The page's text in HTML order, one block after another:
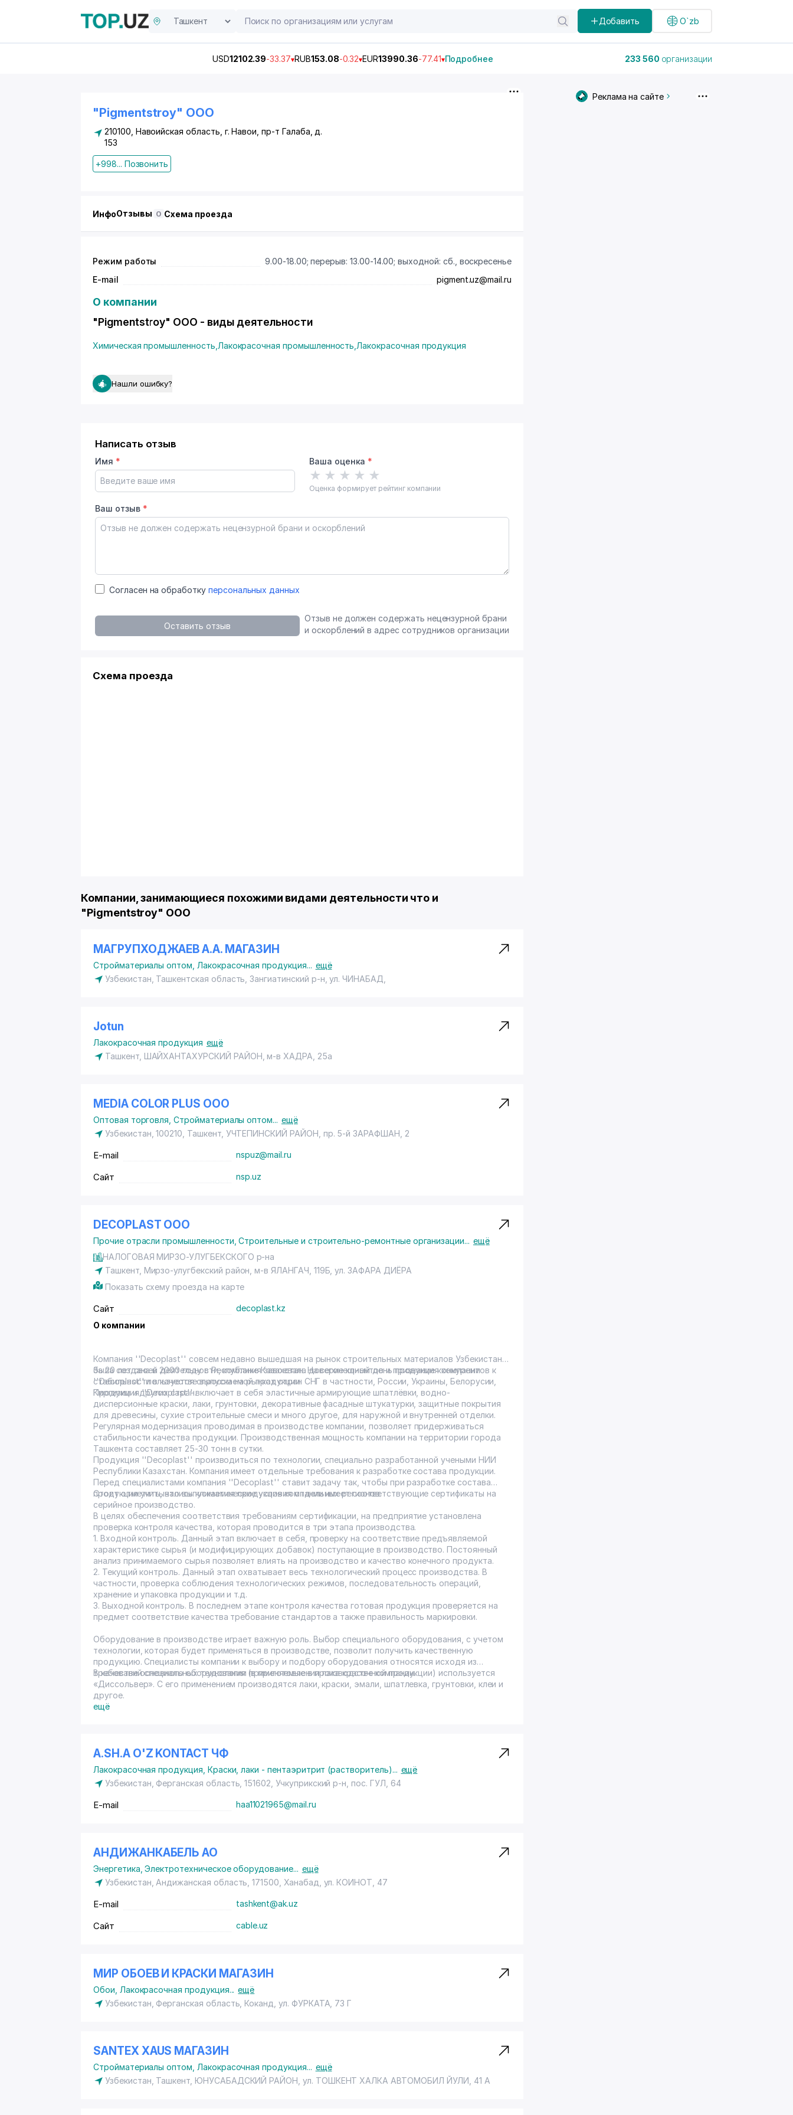
Добавить O`zb
USD12102.39-33.37 RUB153.08-0.32 EUR13990.36-77.41 Подробнее 233 560 организации
"Pigmentstroy" ООО
210100, Навоийская область, г. Навои ,пр-т Галаба , д.
153
+998... Позвонить
ИнфоОтзывы 0 Схема проезда
Режим работы
9.00-18.00; перерыв: 13.00-14.00; выходной: сб., воскресенье
E-mail
pigment.uz@mail.ru
О компании
"Pigmentstroy" ООО - виды деятельности
Химическая промышленность Лакокрасочная промышленность Лакокрасочная продукция
Нашли ошибку?
Написать отзыв
Имя * Ваша оценка *
★ ★ ★ ★ ★
Оценка формирует рейтинг компании
Ваш отзыв *
Согласен на обработку персональных данных
Оставить отзыв
Отзыв не должен содержать нецензурной брани
и оскорблений в адрес сотрудников организации
Схема проезда
Компании, занимающиеся похожими видами деятельности что и
"Pigmentstroy" ООО
МАГРУПХОДЖАЕВ А.А. МАГАЗИН
Стройматериалы оптом Лакокрасочная продукция... ещё
Узбекистан, Ташкентская область, Зангиатинский р-н,ул. ЧИНАБАД
Jotun
Лакокрасочная продукция ещё
Ташкент, ШАЙХАНТАХУРСКИЙ РАЙОН , м-в ХАДРА, 25а
MEDIA COLOR PLUS ООО
Оптовая торговля ,Стройматериалы оптом... ещё
Узбекистан, 100210, Ташкент, УЧТЕПИНСКИЙ РАЙОН пр. 5-й ЗАРАФШАН , 2
E-mail nspuz@mail.ru
Сайт nsp.uz
DECOPLAST ООО
Прочие отрасли промышленности ,Строительные и строительно-ремонтные организации... ещё
НАЛОГОВАЯ МИРЗО-УЛУГБЕКСКОГО р-на
Ташкент, Мирзо-улугбекский район , м-в ЯЛАНГАЧ, 119Б, ул. ЗАФАРА ДИЁРА
Показать схему проезда на карте
Сайт
decoplast.kz
О компании
Компания ''Decoplast'' совсем недавно вышедшая на рынок строительных материалов Узбекистана,
была создана в 2000 году в Республике Казахстан. На сегонещный день продукция компании
''Decoplast'' пользуется спросом на рынках стран СНГ в частности, России, Украины, Белорусии,
Киргизии и других стран.
За 20 лет своей деятельности, компания завоевала доверие клиентов и признание конкурентов к
стабильности в качестве выпускаемой продукции.
Продукция ''Decoplast'' включает в себя эластичные армирующие шпатлёвки, водно-
дисперсионные краски, лаки, грунтовки, декоративные фасадные штукатурки, защитные покрытия
для древесины, сухие строительные смеси и много другое, для наружной и внутренней отделки.
Регулярная модернизация проводимая в производстве компании, позволяет придерживаться
стабильности качества продукции. Производственная мощность компании на территории города
Ташкента составляет 25-30 тонн в сутки.
Продукция ''Decoplast'' производиться по технологии, специально разработанной учеными НИИ
Республики Казахстан. Компания имеет отдельные требования к разработке состава продукции.
Перед специалистами компания ''Decoplast'' ставит задачу так, чтобы при разработке состава
продукции учитывались климатические условия отдельных регионов.
Стоит отметить, что выпускаемая продукция компании имеет соответствующие сертификаты на
серийное производство.
В целях обеспечения соответствия требованиям сертификации, на предприятие установлена
проверка контроля качества, которая проводится в три этапа производства.
1. Входной контроль. Данный этап включает в себя, проверку на соответствие предъявляемой
характеристике сырья (и модифицирующих добавок) поступающие в производство. Постоянный
анализ принимаемого сырья позволяет влиять на производство и качество конечного продукта.
2. Текущий контроль. Данный этап охватывает весь технологический процесс производства. В
частности, проверка соблюдения технологических режимов, последовательность операций,
хранение и упаковка продукции и т.д.
3. Выходной контроль. В последнем этапе контроля качества готовая продукция проверяется на
предмет соответствие качества требование стандартов а также правильность маркировки.
Оборудование в производстве играет важную роль. Выбор специального оборудования, с учетом
технологии, которая будет применяться в производстве, позволит получить качественную
продукцию. Специалисты компании к выбору и подбору оборудования относятся исходя из
требований специальных технологии применяемые в производстве компании.
В качестве основного оборудования (в приготовлении лака красочной продукции) используется
«Диссольвер». С его применением производятся лаки, краски, эмали, шпатлевка, грунтовки, клеи и
другое.
ещё
A.SH.A O'Z KONTACT ЧФ
Лакокрасочная продукция Краски, лаки - пентаэритрит (растворитель)... ещё
Узбекистан, Ферганская область, 151602, Учкуприкский р-н пос. ГУЛ , 64
E-mail haa11021965@mail.ru
АНДИЖАНКАБЕЛЬ АО
Энергетика ,Электротехническое оборудование... ещё
Узбекистан, Андижанская область, 171500, Ханабад, ул. КОИНОТ , 47
E-mail tashkent@ak.uz
Сайт cable.uz
МИР ОБОЕВ И КРАСКИ МАГАЗИН
Обои Лакокрасочная продукция... ещё
Узбекистан, Ферганская область, Коканд, ул. ФУРКАТА , 73 Г
SANTEX XAUS МАГАЗИН
Стройматериалы оптом Лакокрасочная продукция... ещё
Узбекистан, Ташкент, ЮНУСАБАДСКИЙ РАЙОН , ул. ТОШКЕНТ ХАЛКА АВТОМОБИЛ ЙУЛИ, 41 А
Реклама на сайте